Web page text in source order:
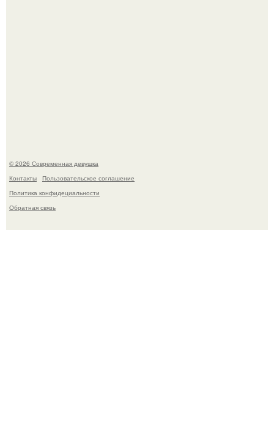
© 2026 Современная девушка
Контакты
Пользовательское соглашение
Политика конфидециальности
Обратная связь